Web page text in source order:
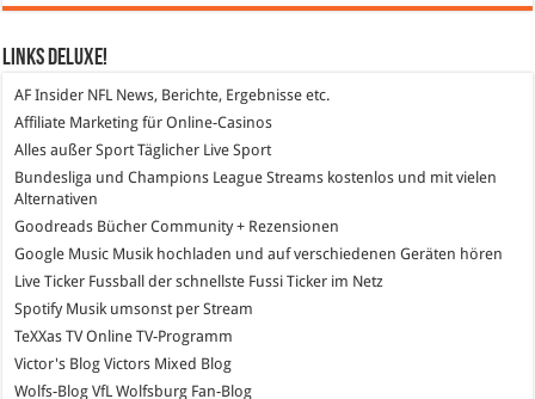
Links DeLuXe!
AF Insider NFL News, Berichte, Ergebnisse etc.
Affiliate Marketing für Online-Casinos
Alles außer SportTäglicher Live Sport
Bundesliga und Champions League Streams kostenlos und mit vielen
Alternativen
Goodreads Bücher Community + Rezensionen
Google Music Musik hochladen und auf verschiedenen Geräten hören
Live Ticker Fussball
der schnellste Fussi Ticker im Netz
SpotifyMusik umsonst per Stream
TeXXas TVOnline TV-Programm
Victor's Blog Victors Mixed Blog
Wolfs-Blog VfL Wolfsburg Fan-Blog